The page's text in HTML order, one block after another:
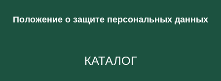
Положение о защите персональных данных
КАТАЛОГ